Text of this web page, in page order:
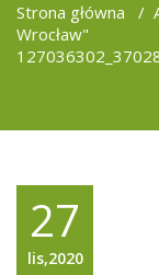
Strona główna /
Wrocław"
27
lis,2020